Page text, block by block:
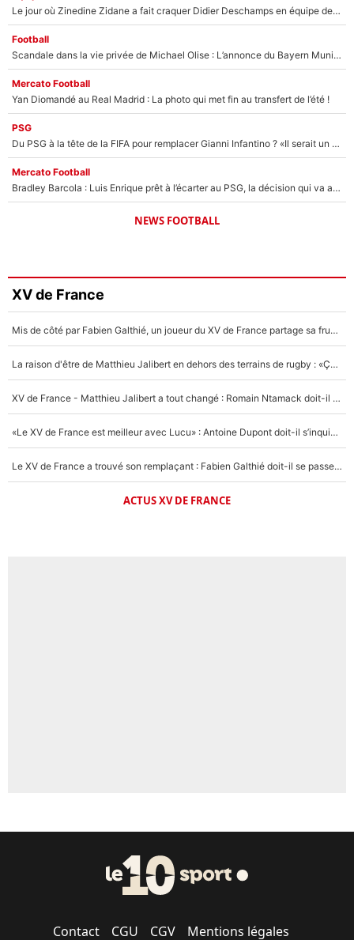
Le jour où Zinedine Zidane a fait craquer Didier Deschamps en équipe de France : «Je m’en suis voulu», l’ancien sélectionneur a regretté son geste !
Football
Scandale dans la vie privée de Michael Olise : L’annonce du Bayern Munich sur son enfant caché
Mercato Football
Yan Diomandé au Real Madrid : La photo qui met fin au transfert de l’été !
PSG
Du PSG à la tête de la FIFA pour remplacer Gianni Infantino ? «Il serait un mauvais président», le patron de la Liga s'attaque à Nasser Al-Khelaïfi !
Mercato Football
Bradley Barcola : Luis Enrique prêt à l’écarter au PSG, la décision qui va accélérer son transfert à Liverpool ?
NEWS FOOTBALL
XV de France
Mis de côté par Fabien Galthié, un joueur du XV de France partage sa frustration : «ils ne me l’ont pas dit tout de suite»
La raison d'être de Matthieu Jalibert en dehors des terrains de rugby : «Ça m'atteint autant que si tu touches à un membre de ma famille»
XV de France - Matthieu Jalibert a tout changé : Romain Ntamack doit-il s’inquiéter pour sa place à un an de la Coupe du monde ?
«Le XV de France est meilleur avec Lucu» : Antoine Dupont doit-il s’inquiéter pour sa place ?
Le XV de France a trouvé son remplaçant : Fabien Galthié doit-il se passer d'Antoine Dupont ?
ACTUS XV DE FRANCE
Contact CGU CGV Mentions légales